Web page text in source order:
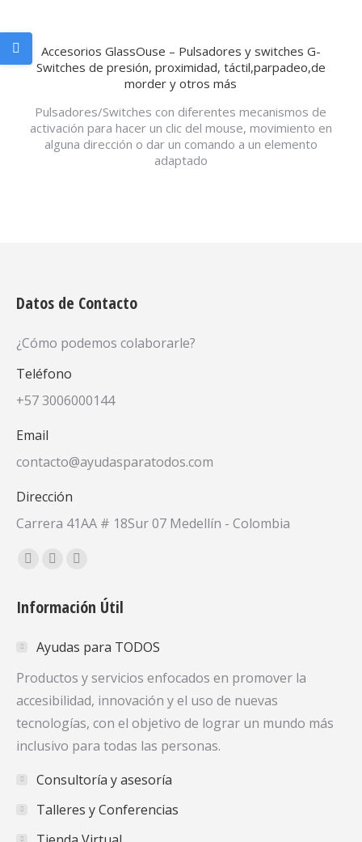
Accesorios GlassOuse – Pulsadores y switches G-
Switches de presión, proximidad, táctil,parpadeo,de
morder y otros más
Pulsadores/Switches con diferentes mecanismos de
activación para hacer un clic del mouse, movimiento en
alguna dirección o dar un comando a un elemento
adaptado
Datos de Contacto
¿Cómo podemos colaborarle?
Teléfono
+57 3006000144
Email
contacto@ayudasparatodos.com
Dirección
Carrera 41AA # 18Sur 07 Medellín - Colombia
Encuéntranos en:
Facebook
opens
new
window
X
opens
new
window
YouTube
opens
new
window
Información Útil
Ayudas para TODOS
Productos y servicios enfocados en promover la
accesibilidad, innovación y el uso de nuevas
tecnologías, con el objetivo de lograr un mundo más
inclusivo para todas las personas.
Consultoría y asesoría
Talleres y Conferencias